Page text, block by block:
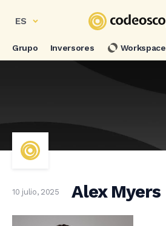
ES
Grupo Inversores Workspace
10 julio, 2025 Alex Myers